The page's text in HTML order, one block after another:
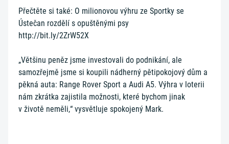
Přečtěte si také: O milionovou výhru ze Sportky se
Ústečan rozdělí s opuštěnými psy
http://bit.ly/2ZrW52X
„Většinu peněz jsme investovali do podnikání, ale
samozřejmě jsme si koupili nádherný pětipokojový dům a
pěkná auta: Range Rover Sport a Audi A5. Výhra v loterii
nám zkrátka zajistila možnosti, které bychom jinak
v životě neměli,“ vysvětluje spokojený Mark.